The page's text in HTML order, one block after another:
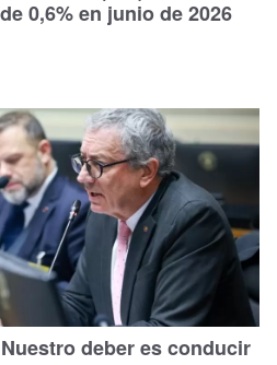
0,6% en junio de 2026
deber es conducir